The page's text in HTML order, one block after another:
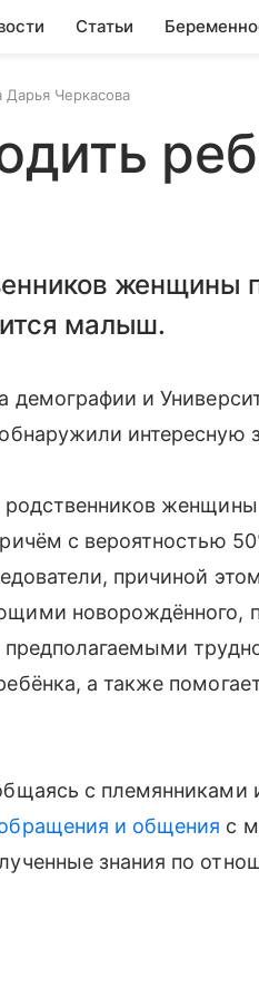
Статьи
Дарья Черкасова
женщины
малыш.
демографии и
интересную
с вероятностью
причиной
новорождённого,
предполагаемыми
а также
с
и общения с
знания по